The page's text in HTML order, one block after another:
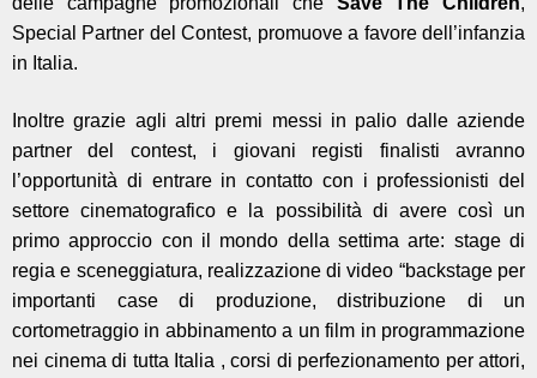
Special Partner del Contest, promuove a favore dell’infanzia
in Italia.
Inoltre grazie agli altri premi messi in palio dalle aziende
partner del contest, i giovani registi finalisti avranno
l’opportunità di entrare in contatto con i professionisti del
settore cinematografico e la possibilità di avere così un
primo approccio con il mondo della settima arte: stage di
regia e sceneggiatura, realizzazione di video “backstage per
importanti case di produzione, distribuzione di un
cortometraggio in abbinamento a un film in programmazione
nei cinema di tutta Italia , corsi di perfezionamento per attori,